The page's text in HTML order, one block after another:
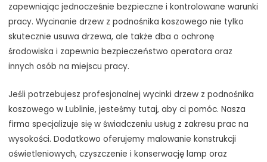
zapewniając jednocześnie bezpieczne i kontrolowane warunki
pracy. Wycinanie drzew z podnośnika koszowego nie tylko
skutecznie usuwa drzewa, ale także dba o ochronę
środowiska i zapewnia bezpieczeństwo operatora oraz
innych osób na miejscu pracy.
Jeśli potrzebujesz profesjonalnej wycinki drzew z podnośnika
koszowego w Lublinie, jesteśmy tutaj, aby ci pomóc. Nasza
firma specjalizuje się w świadczeniu usług z zakresu prac na
wysokości. Dodatkowo oferujemy malowanie konstrukcji
oświetleniowych, czyszczenie i konserwację lamp oraz